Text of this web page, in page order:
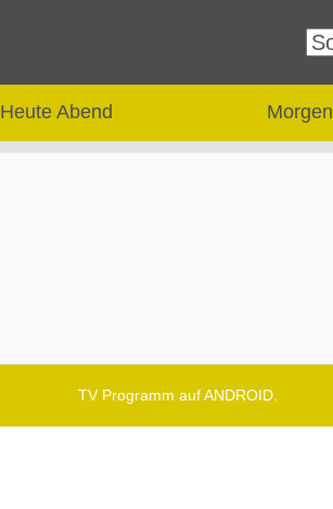
Heute Abend Morgen
TV Programm auf ANDROID.